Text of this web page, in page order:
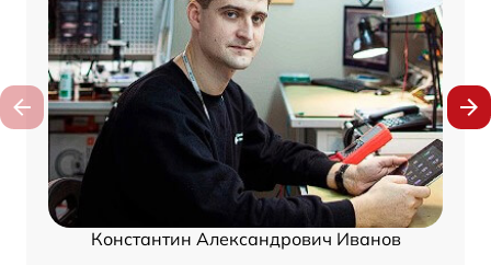
Константин Александрович Иванов